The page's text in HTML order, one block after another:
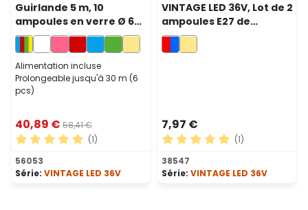
Guirlande 5 m, 10
ampoules en verre Ø 60
mm, led multicolor en
spirale, prolongeable
Alimentation incluse
Prolongeable jusqu'à 30 m (6
pcs)
40,89 € 58,41 €
Note moyenne de 5 sur 5 étoiles
(1)
56053
Série: VINTAGE LED 36V
VINTAGE LED 36V, Lot de 2
ampoules E27 de
remplacement 36 volt, Ø
60 mm, led rouge et bleu
7,97 €
Note moyenne de 5 sur 5
(1)
38547
Série: VINTAGE LED 36V